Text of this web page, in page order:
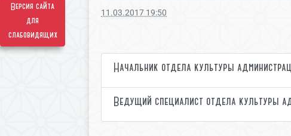
Версия сайта
для
слабовидящих
11.03.2017 19:50
Начальник отдела культуры
Ведущий специалист отдела культуры